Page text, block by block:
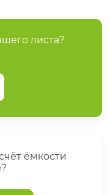
листа?
ёмкости